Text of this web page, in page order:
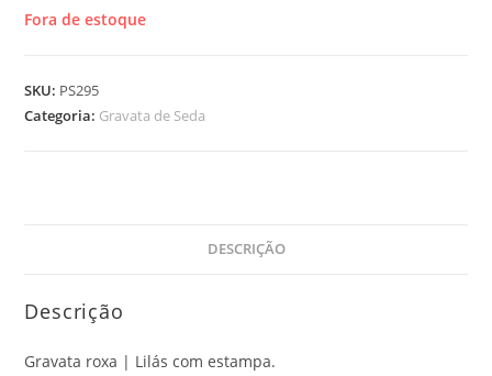
Fora de estoque
SKU: PS295
Categoria: Gravata de Seda
DESCRIÇÃO
Descrição
Gravata roxa | Lilás com estampa.